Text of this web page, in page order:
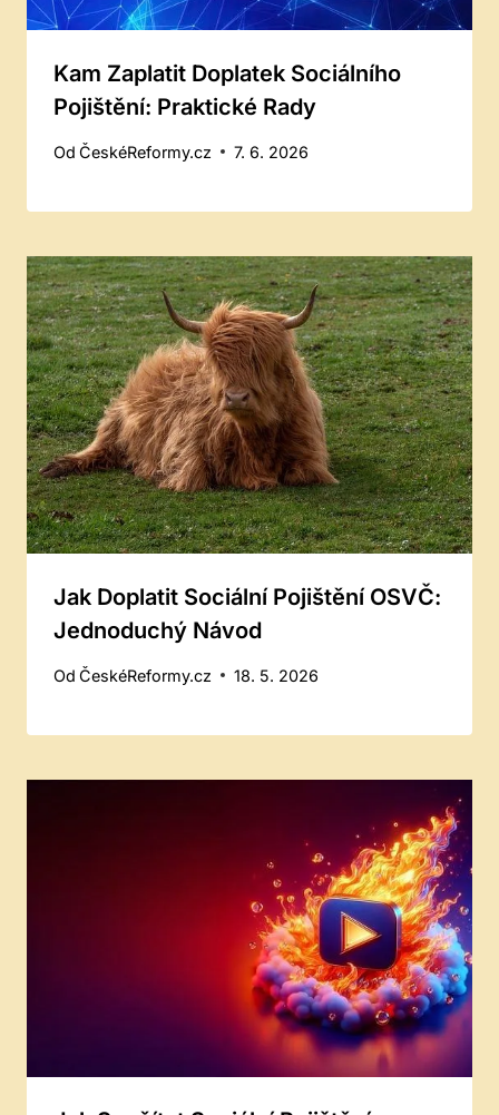
Kam Zaplatit Doplatek Sociálního
Pojištění: Praktické Rady
Od ČeskéReformy.cz 7. 6. 2026
Jak Doplatit Sociální Pojištění OSVČ:
Jednoduchý Návod
Od ČeskéReformy.cz 18. 5. 2026